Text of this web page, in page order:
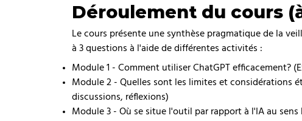
Déroulement du cours
Le cours présente une synthèse pragmatique de la
à 3 questions à l'aide de différentes activités :
Module 1 - Comment utiliser ChatGPT efficacement?
Module 2 - Quelles sont les limites et considérations
discussions, réflexions)
Module 3 - Où se situe l'outil par rapport à l'IA au sens